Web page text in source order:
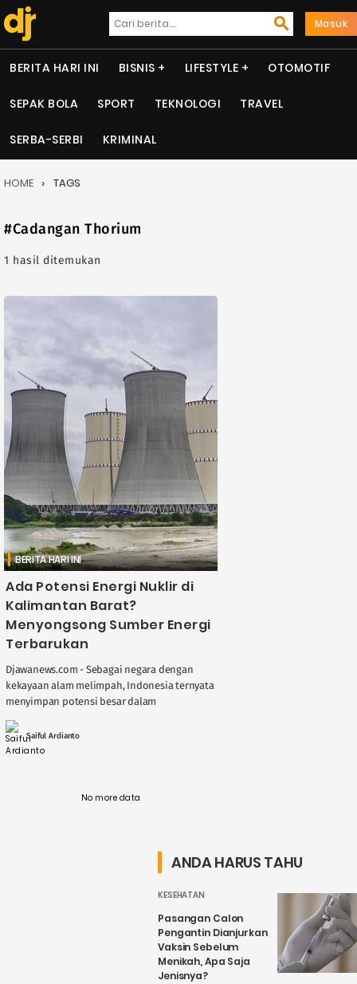
Masuk
BERITA HARI INI BISNIS LIFESTYLE OTOMOTIF
SEPAK BOLA SPORT TEKNOLOGI TRAVEL
SERBA-SERBI KRIMINAL
HOME TAGS
#Cadangan Thorium
1 hasil ditemukan
BERITA HARI INI
Ada Potensi Energi Nuklir di
Kalimantan Barat?
Menyongsong Sumber Energi
Terbarukan
Djawanews.com - Sebagai negara dengan
kekayaan alam melimpah, Indonesia ternyata
menyimpan potensi besar dalam
wilayah yang diprediksi memiliki cadangan
energi nuklir ....
Saiful Ardianto
No more data
ANDA HARUS TAHU
KESEHATAN
Pasangan Calon
Pengantin Dianjurkan
Vaksin Sebelum
Menikah, Apa Saja
Jenisnya?